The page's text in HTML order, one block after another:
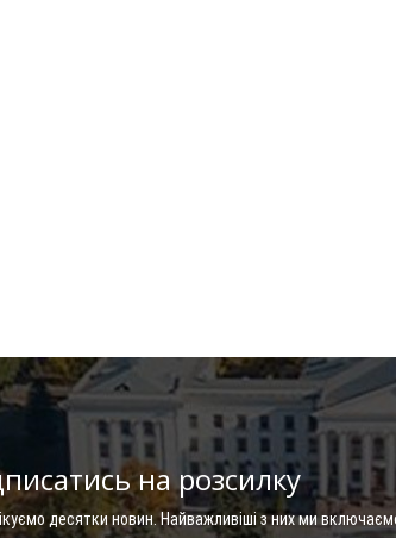
на розсилку
десятки новин. Найважливіші з них ми